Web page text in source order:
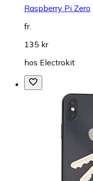
Raspberry Pi Zero
fr.
135 kr
hos Electrokit